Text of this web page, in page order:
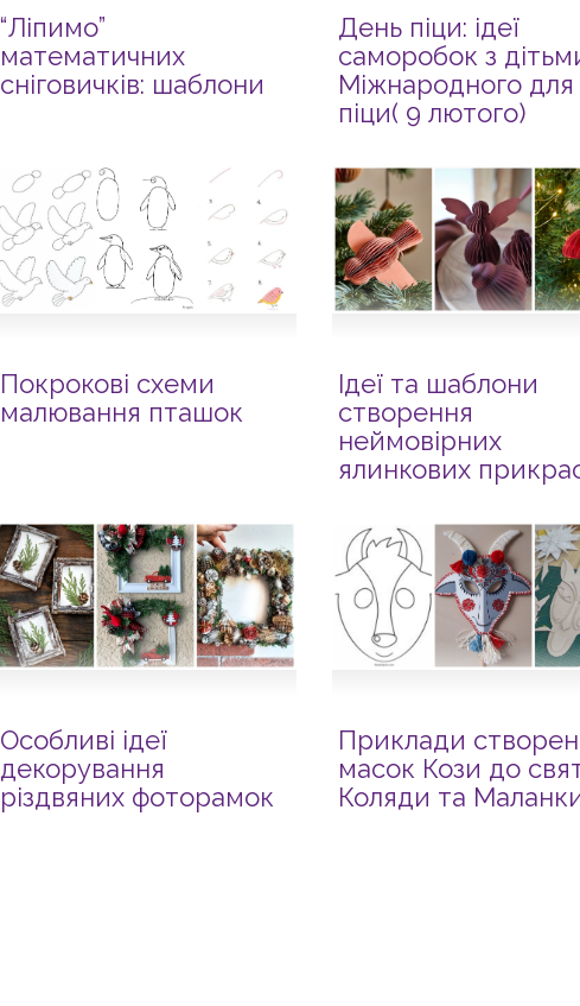
“Ліпимо”
математичних
сніговичків: шаблони
День піци: ідеї
саморобок з
Міжнародного для
піци( 9 лютого)
Покрокові схеми
малювання пташок
Ідеї та шаблони
створення
неймовірних
ялинкових
Особливі ідеї
декорування
різдвяних фоторамок
Приклади
масок Кози до
Коляди та